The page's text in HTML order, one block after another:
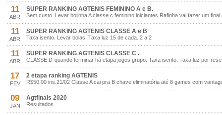
11
ABR
SUPER RANKING AGTENIS FEMININO A e B.
Sem custo. Levar bolinha A classe c feminino iniciantes Rafinha vai fazer um
11
ABR
SUPER RANKING AGTENIS CLASSE A e B
Taxa isento. Levar bolas. Taxa luz 15 de cada. 2 a 2
11
ABR
SUPER RANKING AGTENIS CLASSE C .
CLASSE D-quando terminar há etapa jogos grupo. Taxa isento. Taxa luz por
17
FEV
2 etapa ranking AGTENIS
R$50,00 ins.21/02 Classe A cai pra B chave eliminatória até 8 games com
09
JAN
Agtfinals 2020
Resultados